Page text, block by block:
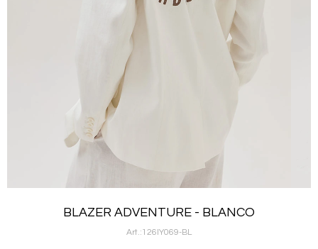
BLAZER ADVENTURE - BLANCO
126IY069-BL